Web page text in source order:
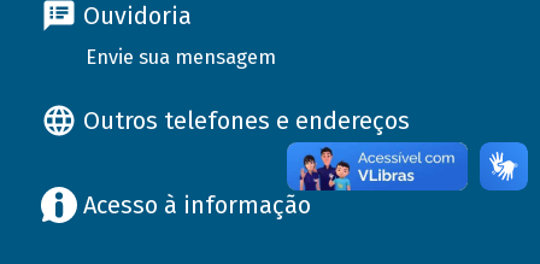
Ouvidoria
Envie sua mensagem
Outros telefones e endereços
Acesso à informação